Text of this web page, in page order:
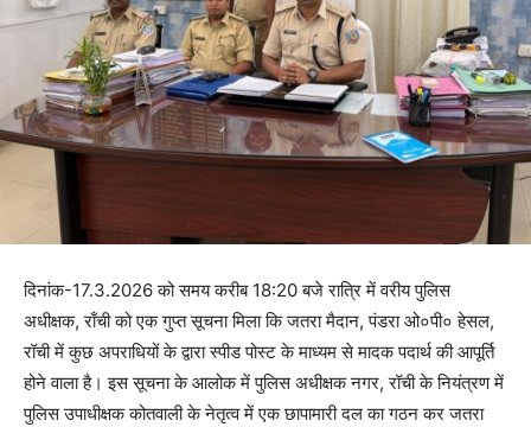
दिनांक-17.3.2026 को समय करीब 18:20 बजे रात्रि में वरीय पुलिस
अधीक्षक, राँची को एक गुप्त सूचना मिला कि जतरा मैदान, पंडरा ओ०पी० हेसल,
रॉची में कुछ अपराधियों के द्वारा स्पीड पोस्ट के माध्यम से मादक पदार्थ की आपूर्ति
होने वाला है। इस सूचना के आलोक में पुलिस अधीक्षक नगर, रॉची के नियंत्रण में
पुलिस उपाधीक्षक कोतवाली के नेतृत्व में एक छापामारी दल का गठन कर जतरा